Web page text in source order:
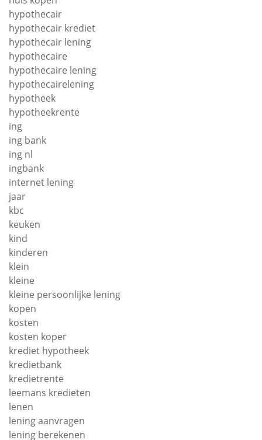
hypothecair
hypothecair krediet
hypothecair lening
hypothecaire
hypothecaire lening
hypothecairelening
hypotheek
hypotheekrente
ing
ing bank
ing nl
ingbank
internet lening
jaar
kbc
keuken
kind
kinderen
klein
kleine
kleine persoonlijke lening
kopen
kosten
kosten koper
krediet hypotheek
kredietbank
kredietrente
leemans kredieten
lenen
lening aanvragen
lening berekenen